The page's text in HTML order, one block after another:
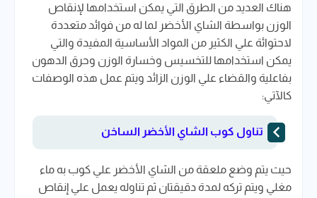
هناك العديد من الطرق التي يمكن استخدامها لإنقاص
الوزن بواسطة الشاي الأخضر لما له من فوائد متعددة
لاحتوائة علي الكثير من المواد الأساسية المفيدة والتي
يمكن استخدامها للتخسيس وخسارة الوزن وحرق الدهون
بفاعلية والقضاء علي الوزن الزائد ويتم عمل هذه الوصفات
كالآتي:
تناول كوب الشاي الأخضر الساخن
حيث يتم وضع ملعقة من الشاي الأخضر علي كوب به ماء
مغلي ويتم تركه لمدة دقيقتان ثم تناوله يعمل علي إنقاص